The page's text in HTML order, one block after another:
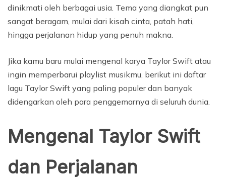
dinikmati oleh berbagai usia. Tema yang diangkat pun
sangat beragam, mulai dari kisah cinta, patah hati,
hingga perjalanan hidup yang penuh makna.
Jika kamu baru mulai mengenal karya Taylor Swift atau
ingin memperbarui playlist musikmu, berikut ini daftar
lagu Taylor Swift yang paling populer dan banyak
didengarkan oleh para penggemarnya di seluruh dunia.
Mengenal Taylor Swift
dan Perjalanan